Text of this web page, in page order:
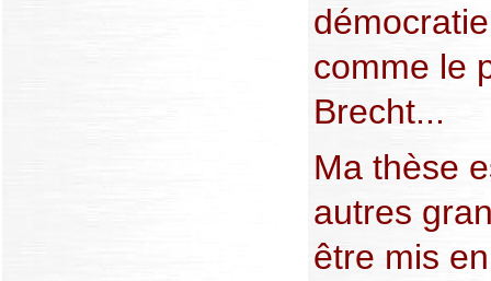
comme le
Brecht...
Ma thèse
autres
être mis